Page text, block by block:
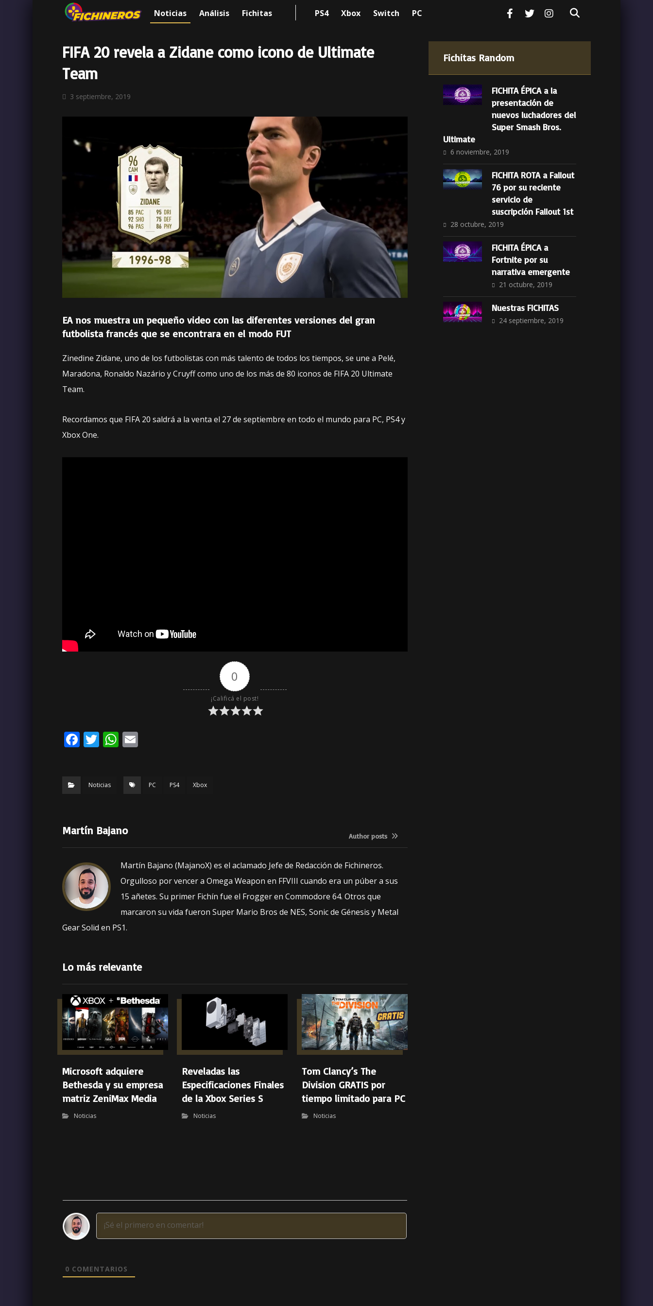
Noticias Análisis Fichitas PS4 Xbox Switch PC
FIFA 20 revela a Zidane como icono de Ultimate
Team
3 septiembre, 2019
EA nos muestra un pequeño video con las diferentes versiones del gran
futbolista francés que se encontrara en el modo FUT
Zinedine Zidane, uno de los futbolistas con más talento de todos los tiempos, se une a Pelé,
Maradona, Ronaldo Nazário y Cruyff como uno de los más de 80 iconos de FIFA 20 Ultimate
Team.
Recordamos que FIFA 20 saldrá a la venta el 27 de septiembre en todo el mundo para PC, PS4 y
Xbox One.
0
¡Calificá el post!
F
o
k
T
te
W
ts
p
E
Noticias PC PS4 Xbox
Martín Bajano Author posts
Martín Bajano (MajanoX) es el aclamado Jefe de Redacción de Fichineros.
Orgulloso por vencer a Omega Weapon en FFVIII cuando era un púber a sus
15 añetes. Su primer Fichín fue el Frogger en Commodore 64. Otros que
marcaron su vida fueron Super Mario Bros de NES, Sonic de Génesis y Metal
Gear Solid en PS1.
Lo más relevante
Microsoft adquiere
Bethesda y su empresa
matriz ZeniMax Media
Noticias
Reveladas las
Especificaciones Finales
de la Xbox Series S
Noticias
Tom Clancy’s The
Division GRATIS por
tiempo limitado para PC
Noticias
0 COMENTARIOS
Fichitas Random
FICHITA ÉPICA a la
presentación de
nuevos luchadores del
Super Smash Bros.
Ultimate
6 noviembre, 2019
FICHITA ROTA a Fallout
76 por su reciente
servicio de
suscripción Fallout 1st
28 octubre, 2019
FICHITA ÉPICA a
Fortnite por su
narrativa emergente
21 octubre, 2019
Nuestras FICHITAS
24 septiembre, 2019